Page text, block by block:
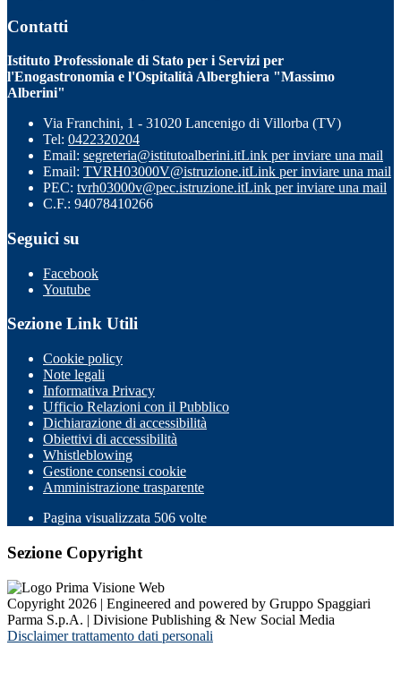
Contatti
Istituto Professionale di Stato per i Servizi per
l'Enogastronomia e l'Ospitalità Alberghiera "Massimo
Alberini"
Via Franchini, 1 - 31020 Lancenigo di Villorba (TV)
Tel: 0422320204
Email: segreteria@istitutoalberini.itLink per inviare una mail
Email: TVRH03000V@istruzione.itLink per inviare una mail
PEC: tvrh03000v@pec.istruzione.itLink per inviare una mail
C.F.: 94078410266
Seguici su
Facebook
Youtube
Sezione Link Utili
Cookie policy
Note legali
Informativa Privacy
Ufficio Relazioni con il Pubblico
Dichiarazione di accessibilità
Obiettivi di accessibilità
Whistleblowing
Gestione consensi cookie
Amministrazione trasparente
Pagina visualizzata 506 volte
Sezione Copyright
Copyright 2026 | Engineered and powered by Gruppo Spaggiari
Parma S.p.A. | Divisione Publishing & New Social Media
Disclaimer trattamento dati personali